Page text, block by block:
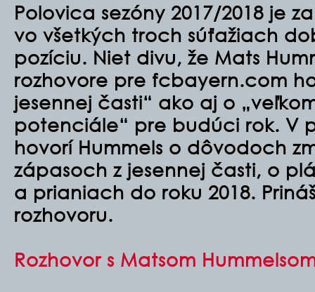
Polovica sezóny 2017/2018 je
vo všetkých troch súťažiach
pozíciu. Niet divu, že Mats
rozhovore pre fcbayern.com
jesennej časti“ ako aj o
potenciále“ pre budúci rok. V
hovorí Hummels o dôvodoch
zápasoch z jesennej časti, o
a prianiach do roku 2018.
rozhovoru.
Rozhovor s Matsom